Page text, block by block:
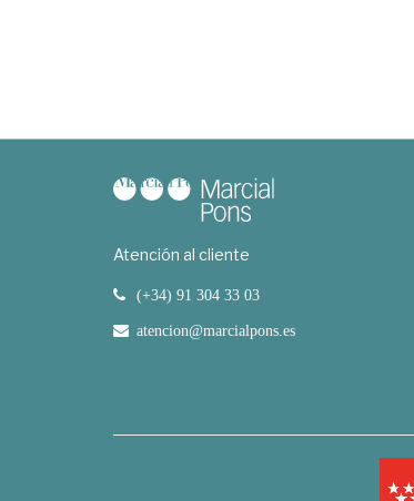
Atención al cliente
(+34) 91 304 33 03
atencion@marcialpons.es